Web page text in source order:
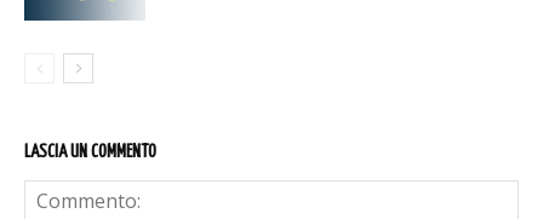
LASCIA UN COMMENTO